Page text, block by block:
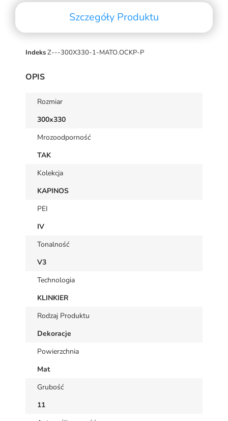
Szczegóły Produktu
IndeksZ---300X330-1-MATO.OCKP-P
OPIS
Rozmiar
300x330
Mrozoodporność
TAK
Kolekcja
KAPINOS
PEI
IV
Tonalność
V3
Technologia
KLINKIER
Rodzaj Produktu
Dekoracje
Powierzchnia
Mat
Grubość
11